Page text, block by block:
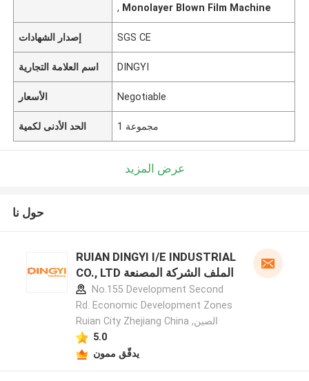
, Monolayer Blown Film Machine
إصدار الشهادات SGS CE
اسم العلامة التجارية DINGYI
الأسعار Negotiable
الحد الأدنى لكمية 1 مجموعة
عرض المزيد
حول نا
RUIAN DINGYI I/E INDUSTRIAL
CO., LTD الملف الشركة المصنعة
No.155 Development Second
Rd. Economic Development Zones
Ruian City Zhejiang China ,الصين
5.0
يدقّق ممون